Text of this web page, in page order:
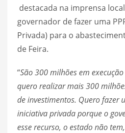
destacada na imprensa
governador de fazer uma
Privada) para o
de Feira.
“São 300 milhões em
quero realizar mais 300
de investimentos. Quero fazer
iniciativa privada porque o
esse recurso, o estado não